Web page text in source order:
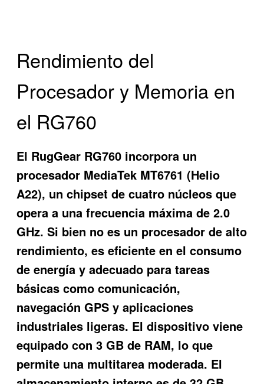
Rendimiento del
Procesador y Memoria en
el RG760
El RugGear RG760 incorpora un
procesador MediaTek MT6761 (Helio
A22), un chipset de cuatro núcleos que
opera a una frecuencia máxima de 2.0
GHz. Si bien no es un procesador de alto
rendimiento, es eficiente en el consumo
de energía y adecuado para tareas
básicas como comunicación,
navegación GPS y aplicaciones
industriales ligeras. El dispositivo viene
equipado con 3 GB de RAM, lo que
permite una multitarea moderada. El